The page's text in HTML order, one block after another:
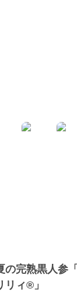
の完熟黒人参
ィ®︎」